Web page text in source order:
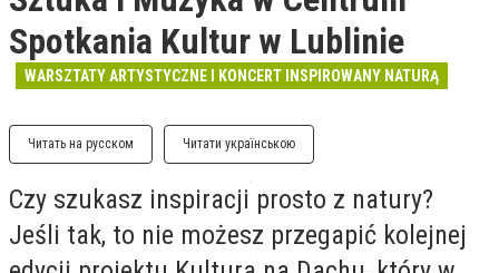
Spotkania Kultur w Lublinie
WARSZTATY ARTYSTYCZNE I KONCERT INSPIROWANY NATURĄ
Читать на русском Читати українською
Czy szukasz inspiracji prosto z natury?
Jeśli tak, to nie możesz przegapić kolejnej